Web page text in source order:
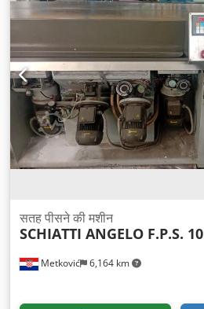
Metković 6,164 km
सतह पीसने की मशीन
SCHIATTI ANGELO F.P.S. 10